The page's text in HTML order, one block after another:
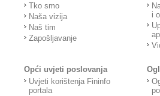
Tko smo
Naša vizija
Naš tim
Zapošljavanje
i
Opći uvjeti poslovanja
Uvjeti korištenja Fininfo
portala